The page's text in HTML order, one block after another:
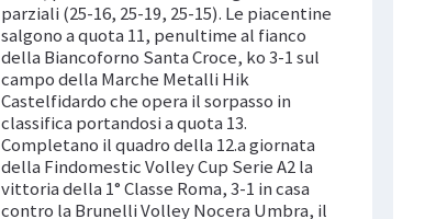
parziali (25-16, 25-19, 25-15). Le piacentine
salgono a quota 11, penultime al fianco
della Biancoforno Santa Croce, ko 3-1 sul
campo della Marche Metalli Hik
Castelfidardo che opera il sorpasso in
classifica portandosi a quota 13.
Completano il quadro della 12.a giornata
della Findomestic Volley Cup Serie A2 la
vittoria della 1° Classe Roma, 3-1 in casa
contro la Brunelli Volley Nocera Umbra, il